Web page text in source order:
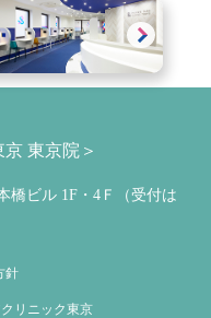
東京院＞
橋ビル 1F・4Ｆ（受付は
針
リニック東京